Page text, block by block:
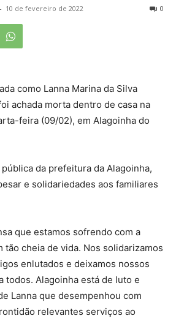
- 10 de fevereiro de 2022 0
como Lanna Marina da Silva
achada morta dentro de casa na
feira (09/02), em Alagoinha do
da prefeitura da Alagoinha,
e solidariedades aos familiares
que estamos sofrendo com a
tão cheia de vida. Nos solidarizamos
enlutados e deixamos nossos
todos. Alagoinha está de luto e
Lanna que desempenhou com
relevantes serviços ao